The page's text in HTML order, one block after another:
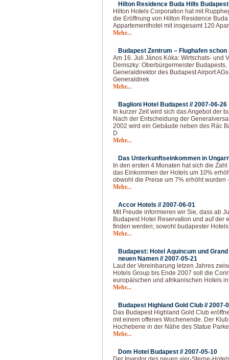
Hilton Residence Buda Hills
Hilton Hotels Corporation hat mit
die Eröffnung von Hilton Residence
Appartementhotel mit insgesamt 120
Mehr...
Budapest Zentrum – Flughafen
Am 16. Juli János Kóka: Wirtschats- und
Demszky: Oberbürgermeister
Generaldirektor des Budapest Airport
Generaldirek
Mehr...
Baglioni Hotel Budapest //2007-06-26
In kurzer Zeit wird sich das Angebot der
Nach der Entscheidung der
2002 wird ein Gebäude neben des Rác
D
Mehr...
Das Unterkunftseinkommen in
In den ersten 4 Monaten hat sich die
das Einkommen der Hotels um 10%
obwohl die Preise um 7% erhöht wurden
Mehr...
Accor Hotels //2007-06-01
Mit Freude informieren wir Sie, dass ab
Budapest Hotel Reservation und auf der
finden werden; sowohl budapester
Mehr...
Budapest: Hotel Aquincum und
neuen Namen //2007-05-21
Laut der Vereinbarung letzen Jahres
Hotels Group bis Ende 2007 soll die
europäischen und afrikanischen Hotels
Mehr...
Budapest Highland Gold Club //2007-
Das Budapest Highland Gold Club
mit einem offenes Wochenende. Der
Hochebene in der Nähe des Statue
Mehr...
Dom Hotel Budapest //2007-05-10